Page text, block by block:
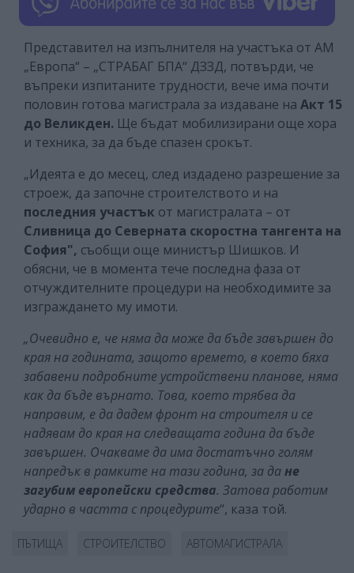
Представител на изпълнителя на участъка от АМ
„Европа“ – „СТРАБАГ БПА“ ДЗЗД, потвърди, че
въпреки изпитаните трудности, вече има почти
половин готова магистрала за издаване на Акт 15
до Великден. Ще бъдат мобилизирани още хора
и техника, за да бъде спазен срокът.
„Идеята е до месец, след издадено разрешение за
строеж, да започне строителството и на
последния участък от магистралата – от
Сливница до Северната скоростна тангента на
София", съобщи още министър Шишков. И
обясни, че в момента тече последна фаза от
отчуждителните процедури на необходимите за
изграждането му имоти.
„Очевидно е, че няма да може да бъде завършен до
края на годината, защото времето, в което бяха
забавени подробните устройствени планове, няма
как да бъде върнато. Това, което трябва да
направим, е да дадем фронт на строителя и се
надявам до края на следващата година да бъде
завършен. Очакваме да има достатъчно голям
напредък в рамките на тази година, за дане
загубим европейски средства. Затова работим
ударно в частта с процедурите“, каза той.
ПЪТИЩА СТРОИТЕЛСТВО АВТОМАГИСТРАЛА